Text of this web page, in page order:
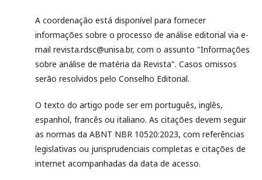
A coordenação está disponível para fornecer
informações sobre o processo de análise editorial via e-
mail revista.rdsc@unisa.br, com o assunto "Informações
sobre análise de matéria da Revista". Casos omissos
serão resolvidos pelo Conselho Editorial.
O texto do artigo pode ser em português, inglês,
espanhol, francês ou italiano. As citações devem seguir
as normas da ABNT NBR 10520:2023, com referências
legislativas ou jurisprudenciais completas e citações de
internet acompanhadas da data de acesso.